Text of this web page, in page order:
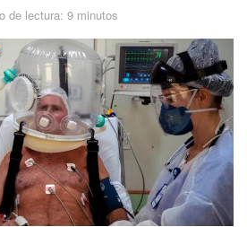
de lectura: 9 minutos